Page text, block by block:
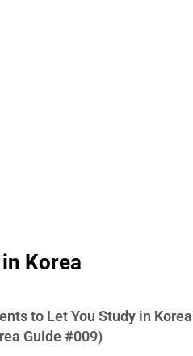
Korea
to Let You Study in Korea
Guide #009)